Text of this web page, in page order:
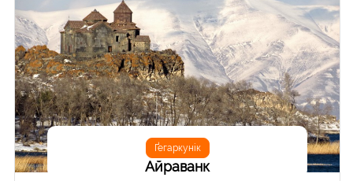
Ґегаркунік
Айраванк